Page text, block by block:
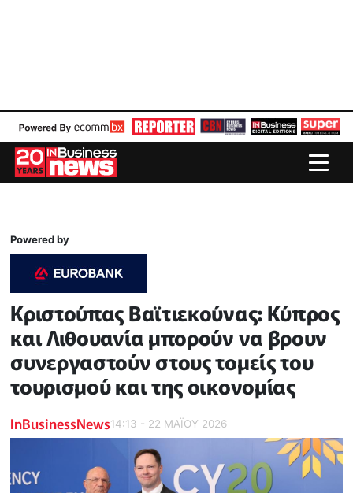
Powered by
Κριστούπας Βαϊτιεκούνας: Κύπρος
και Λιθουανία μπορούν να βρουν
συνεργαστούν στους τομείς του
τουρισμού και της οικονομίας
InBusinessNews14:13 - 22 ΜΑΪ́ΟΥ 2026